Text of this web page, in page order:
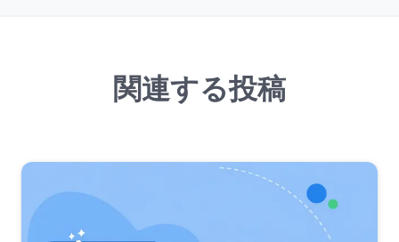
関連する投稿